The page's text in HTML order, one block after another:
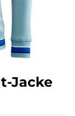
Jacke